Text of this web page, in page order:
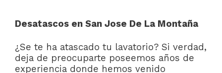
Desatascos en San Jose De La Montaña
¿Se te ha atascado tu lavatorio? Si verdad,
deja de preocuparte poseemos años de
experiencia donde hemos venido